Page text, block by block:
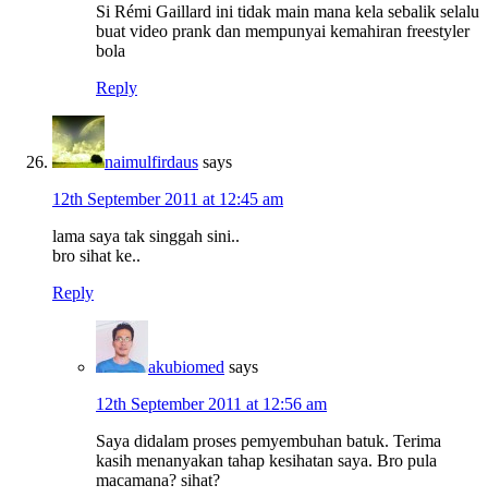
Si Rémi Gaillard ini tidak main mana kela sebalik selalu
buat video prank dan mempunyai kemahiran freestyler
bola
Reply
naimulfirdaus says
12th September 2011 at 12:45 am
lama saya tak singgah sini..
bro sihat ke..
Reply
akubiomed says
12th September 2011 at 12:56 am
Saya didalam proses pemyembuhan batuk. Terima
kasih menanyakan tahap kesihatan saya. Bro pula
macamana? sihat?